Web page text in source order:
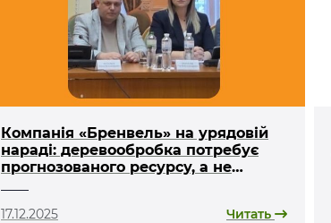
Компанія «Бренвель» на урядовій
нараді: деревообробка потребує
прогнозованого ресурсу, а не
17.12.2025 Читать